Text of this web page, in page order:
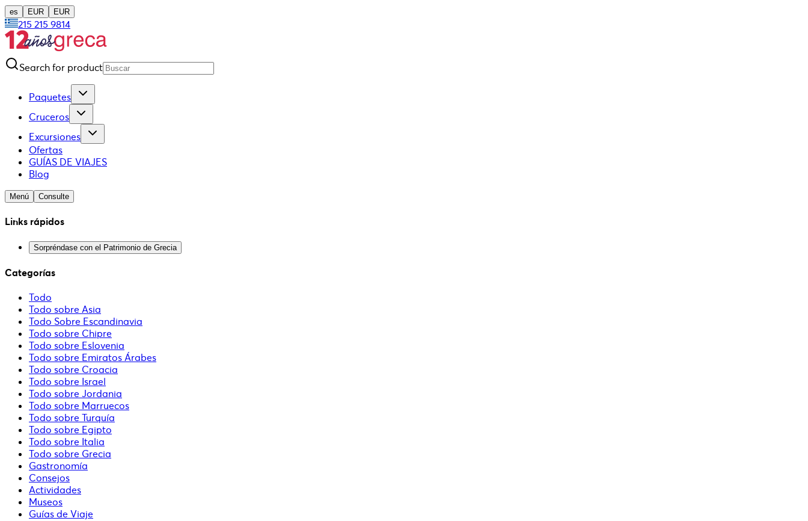
es EUR EUR
215 215 9814
Search for product
Paquetes
Cruceros
Excursiones
Ofertas
GUÍAS DE VIAJES
Blog
Menú Consulte
Links rápidos
Sorpréndase con el Patrimonio de Grecia
Categorías
Todo
Todo sobre Asia
Todo Sobre Escandinavia
Todo sobre Chipre
Todo sobre Eslovenia
Todo sobre Emiratos Árabes
Todo sobre Croacia
Todo sobre Israel
Todo sobre Jordania
Todo sobre Marruecos
Todo sobre Turquía
Todo sobre Egipto
Todo sobre Italia
Todo sobre Grecia
Gastronomía
Consejos
Actividades
Museos
Guías de Viaje